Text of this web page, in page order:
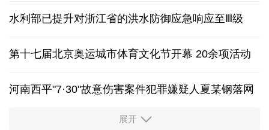
水利部已提升对浙江省的洪水防御应急响应至Ⅲ级
第十七届北京奥运城市体育文化节开幕 20余项活动
河南西平"7·30"故意伤害案件犯罪嫌疑人夏某钢落网
服务实体经济 财政金融打出“组合拳”
展开